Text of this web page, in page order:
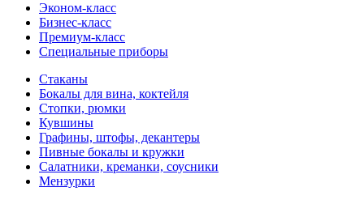
Эконом-класс
Бизнес-класс
Премиум-класс
Специальные приборы
Стаканы
Бокалы для вина, коктейля
Стопки, рюмки
Кувшины
Графины, штофы, декантеры
Пивные бокалы и кружки
Салатники, креманки, соусники
Мензурки